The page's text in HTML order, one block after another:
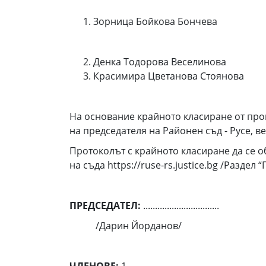
Зорница Бойкова Бончева
Денка Тодорова Веселинова
Красимира Цветанова Стоянова
На основание крайното класиране от
на председателя на Районен съд - Русе,
Протоколът с крайното класиране да се
на съда https://ruse-rs.justice.bg /Раздел
ПРЕДСЕДАТЕЛ: ................................
/Дарин Йорданов/